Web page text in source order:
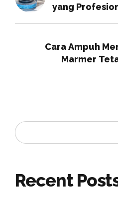
yang
Cara Ampuh
Marmer
Recent